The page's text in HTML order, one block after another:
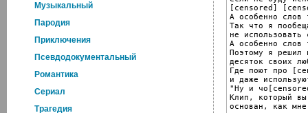
Музыкальный
Пародия
Приключения
Псевдодокументальный
Романтика
Cериал
Трагедия
[censored]
А особенно
Так что я
не
А особенно
Поэтому я решил
десяток своих
Где поют про
и даже
"Ну и
Клип, который
основан, как